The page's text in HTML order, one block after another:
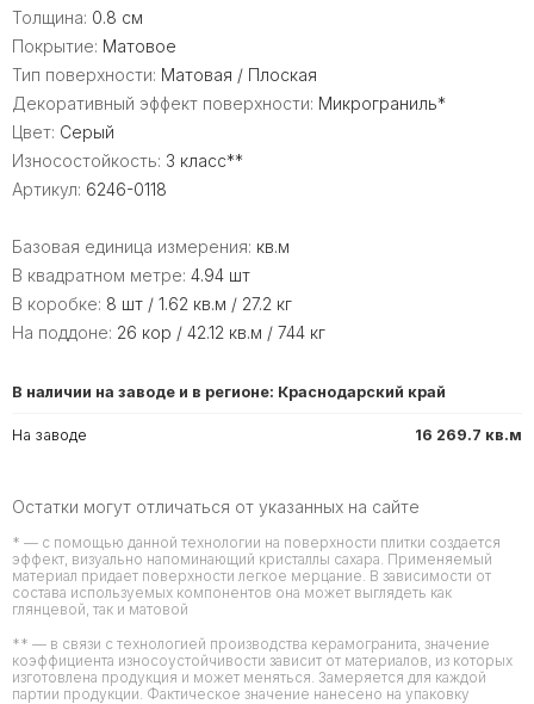
Толщина: 0.8 см
Покрытие: Матовое
Тип поверхности: Матовая / Плоская
Декоративный эффект поверхности: Микрограниль*
Цвет: Серый
Износостойкость: 3 класс**
Артикул: 6246-0118
Базовая единица измерения: кв.м
В квадратном метре: 4.94 шт
В коробке: 8 шт / 1.62 кв.м / 27.2 кг
На поддоне: 26 кор / 42.12 кв.м / 744 кг
В наличии на заводе и в регионе: Краснодарский край
На заводе 16 269.7 кв.м
Остатки могут отличаться от указанных на сайте
* — с помощью данной технологии на поверхности плитки создается
эффект, визуально напоминающий кристаллы сахара. Применяемый
материал придает поверхности легкое мерцание. В зависимости от
состава используемых компонентов она может выглядеть как
глянцевой, так и матовой
** — в связи с технологией производства керамогранита, значение
коэффициента износоустойчивости зависит от материалов, из которых
изготовлена продукция и может меняться. Замеряется для каждой
партии продукции. Фактическое значение нанесено на упаковку